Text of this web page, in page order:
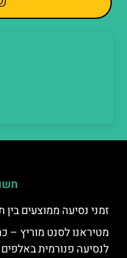
זמני נסיעה ממוצעים
מטיראנו לסנט מוריץ –
לנסיעה פנורמית באלפים